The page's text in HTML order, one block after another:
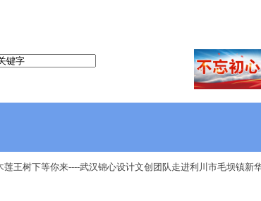
王树下等你来----武汉锦心设计文创团队走进利川市毛坝镇新华